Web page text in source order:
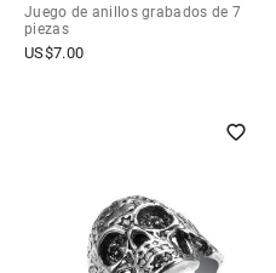
Juego de anillos grabados de 7
piezas
US$7.00